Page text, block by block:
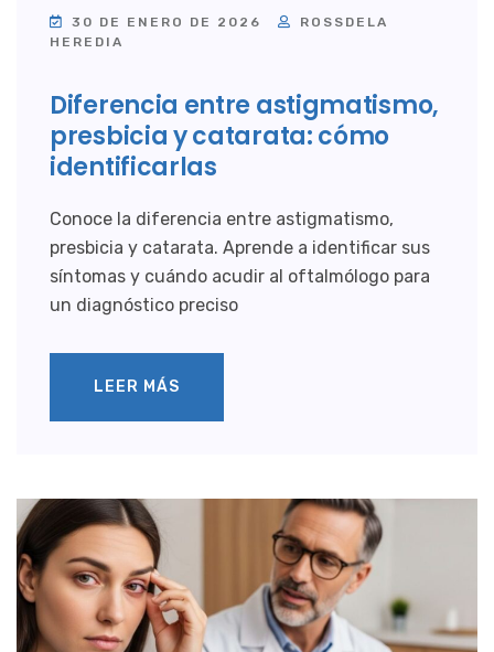
30 DE ENERO DE 2026
ROSSDELA
HEREDIA
Diferencia entre astigmatismo,
presbicia y catarata: cómo
identificarlas
Conoce la diferencia entre astigmatismo,
presbicia y catarata. Aprende a identificar sus
síntomas y cuándo acudir al oftalmólogo para
un diagnóstico preciso
LEER MÁS